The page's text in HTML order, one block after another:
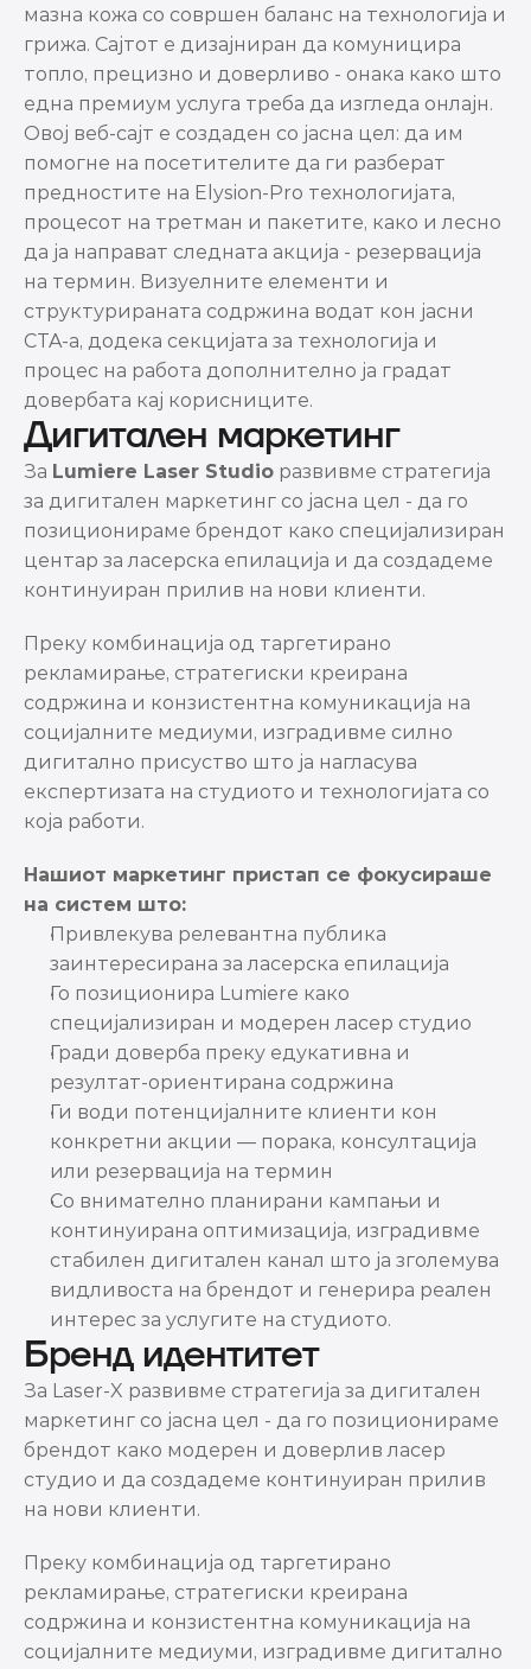
мазна кожа со совршен баланс на технологија и
грижа. Сајтот е дизајниран да комуницира
топло, прецизно и доверливо - онака како што
една премиум услуга треба да изгледа онлајн.
Овој веб-сајт е создаден со јасна цел: да им
помогне на посетителите да ги разберат
предностите на Elysion-Pro технологијата,
процесот на третман и пакетите, како и лесно
да ја направат следната акција - резервација
на термин. Визуелните елементи и
структурираната содржина водат кон јасни
CTA-а, додека секцијата за технологија и
процес на работа дополнително ја градат
довербата кај корисниците.
Дигитален маркетинг
За Lumiere Laser Studio развивме стратегија
за дигитален маркетинг со јасна цел - да го
позиционираме брендот како специјализиран
центар за ласерска епилација и да создадеме
континуиран прилив на нови клиенти.
Преку комбинација од таргетирано
рекламирање, стратегиски креирана
содржина и конзистентна комуникација на
социјалните медиуми, изградивме силно
дигитално присуство што ја нагласува
експертизата на студиото и технологијата со
која работи.
Нашиот маркетинг пристап се фокусираше
на систем што:
Привлекува релевантна публика
заинтересирана за ласерска епилација
Го позиционира Lumiere како
специјализиран и модерен ласер студио
Гради доверба преку едукативна и
резултат-ориентирана содржина
Ги води потенцијалните клиенти кон
конкретни акции — порака, консултација
или резервација на термин
Со внимателно планирани кампањи и
континуирана оптимизација, изградивме
стабилен дигитален канал што ја зголемува
видливоста на брендот и генерира реален
интерес за услугите на студиото.
Бренд идентитет
За Laser-X развивме стратегија за дигитален
маркетинг со јасна цел - да го позиционираме
брендот како модерен и доверлив ласер
студио и да создадеме континуиран прилив
на нови клиенти.
Преку комбинација од таргетирано
рекламирање, стратегиски креирана
содржина и конзистентна комуникација на
социјалните медиуми, изградивме дигитално